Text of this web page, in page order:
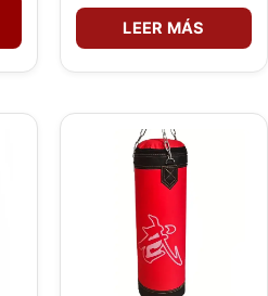
LEER MÁS